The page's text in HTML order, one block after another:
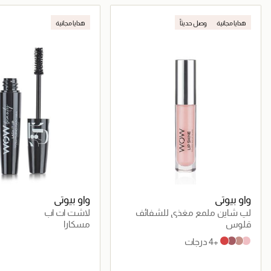
جاري تحميل التفاصيل جاري تحميل
هدايا مجانية وصل حديثاً
واو بيوتي
لپ شاين ملمع مغذي للشفائف
قلوس
Glossy Rose
Glossy Henna
Glossy Plum
Glossy Sumac
+4 درجات
هدايا مجانية
واو بيوتي
لاشت ات اب
مسكارا